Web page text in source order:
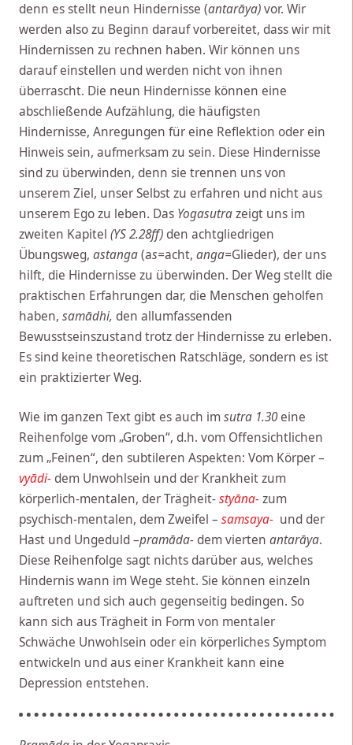
denn es stellt neun Hindernisse (antarāya)vor. Wir
werden also zu Beginn darauf vorbereitet, dass wir mit
Hindernissen zu rechnen haben. Wir können uns
darauf einstellen und werden nicht von ihnen
überrascht. Die neun Hindernisse können eine
abschließende Aufzählung, die häufigsten
Hindernisse, Anregungen für eine Reflektion oder ein
Hinweis sein, aufmerksam zu sein. Diese Hindernisse
sind zu überwinden, denn sie trennen uns von
unserem Ziel, unser Selbst zu erfahren und nicht aus
unserem Ego zu leben. Das Yogasutrazeigt uns im
zweiten Kapitel (YS 2.28ff)den achtgliedrigen
Übungsweg, astanga(as=acht, anga=Glieder), der uns
hilft, die Hindernisse zu überwinden. Der Weg stellt die
praktischen Erfahrungen dar, die Menschen geholfen
haben, samādhi, den allumfassenden
Bewusstseinszustand trotz der Hindernisse zu erleben.
Es sind keine theoretischen Ratschläge, sondern es ist
ein praktizierter Weg.
Wie im ganzen Text gibt es auch imsutra 1.30eine
Reihenfolge vom „Groben“, d.h. vom Offensichtlichen
zum „Feinen“, den subtileren Aspekten: Vom Körper –
vyādi-dem Unwohlsein und der Krankheit zum
körperlich-mentalen, der Trägheit-styāna-zum
psychisch-mentalen, dem Zweifel – samsaya- und der
Hast und Ungeduld –pramāda-dem vierten antarāya.
Diese Reihenfolge sagt nichts darüber aus, welches
Hindernis wann im Wege steht. Sie können einzeln
auftreten und sich auch gegenseitig bedingen. So
kann sich aus Trägheit in Form von mentaler
Schwäche Unwohlsein oder ein körperliches Symptom
entwickeln und aus einer Krankheit kann eine
Depression entstehen.